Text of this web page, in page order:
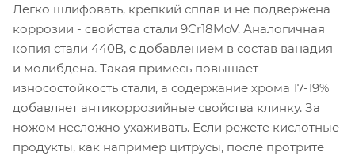
Легко шлифовать, крепкий сплав и не подвержена
коррозии - свойства стали 9Cr18MoV. Аналогичная
копия стали 440В, с добавлением в состав ванадия
и молибдена. Такая примесь повышает
износостойкость стали, а содержание хрома 17-19%
добавляет антикоррозийные свойства клинку. За
ножом несложно ухаживать. Если режете кислотные
продукты, как например цитрусы, после протрите